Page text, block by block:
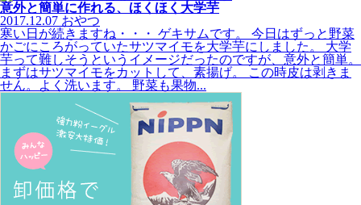
意外と簡単に作れる、ほくほく大学芋
2017.12.07 おやつ
寒い日が続きますね・・・ ゲキサムです。 今日はずっと野菜
かごにころがっていたサツマイモを大学芋にしました。 大学
芋って難しそうというイメージだったのですが、意外と簡単。
まずはサツマイモをカットして、素揚げ。 この時皮は剥きま
せん。よく洗います。 野菜も果物...